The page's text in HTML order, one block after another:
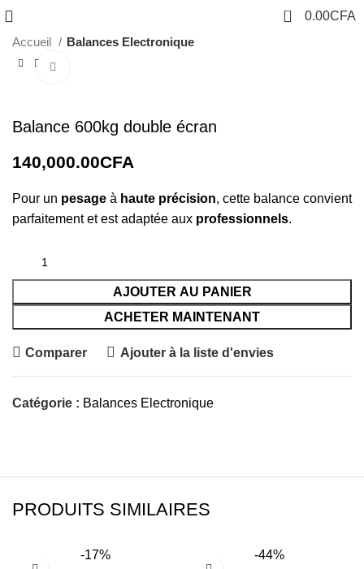
0 0.00CFA
Accueil
Balances Electronique
Balance 600kg double écran
140,000.00CFA
Pour un pesage à haute précision, cette balance convient
parfaitement et est adaptée aux professionnels.
AJOUTER AU PANIER
ACHETER MAINTENANT
Comparer Ajouter à la liste d'envies
Catégorie : Balances Electronique
PRODUITS SIMILAIRES
-17% -44%